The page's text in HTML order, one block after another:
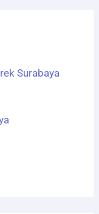
Surabaya